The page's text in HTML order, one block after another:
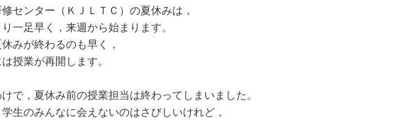
センター（ＫＪＬＴＣ）の夏休みは，
一足早く，来週から始まります。
みが終わるのも早く，
授業が再開します。
で，夏休み前の授業担当は終わってしまいました。
生のみんなに会えないのはさびしいけれど，